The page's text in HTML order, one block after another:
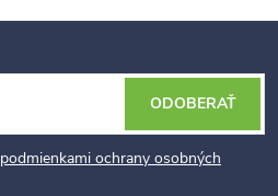
podmienkami ochrany osobných
ODOBERAŤ